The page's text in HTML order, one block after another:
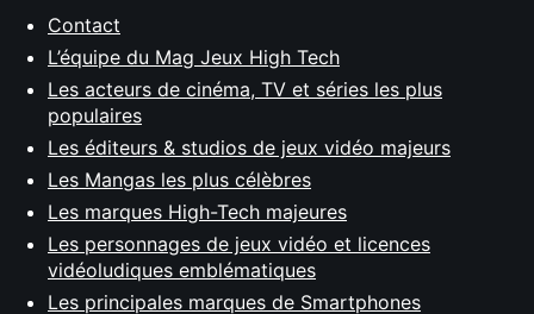
Contact
L’équipe du Mag Jeux High Tech
Les acteurs de cinéma, TV et séries les plus
populaires
Les éditeurs & studios de jeux vidéo majeurs
Les Mangas les plus célèbres
Les marques High-Tech majeures
Les personnages de jeux vidéo et licences
vidéoludiques emblématiques
Les principales marques de Smartphones